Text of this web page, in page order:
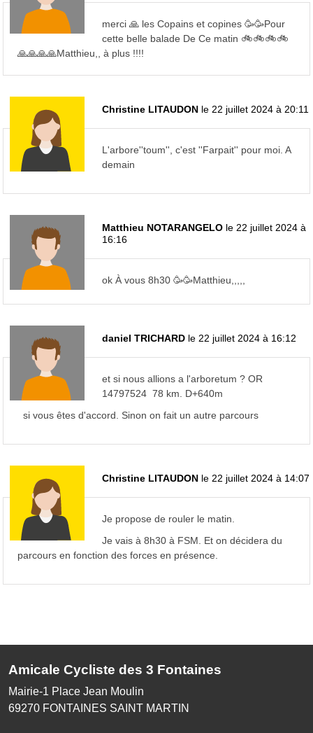
merci 🙏 les Copains et copines 🥳🥳Pour
cette belle balade De Ce matin 🚲🚲🚲🚲
🙏🙏🙏🙏Matthieu,, à plus !!!!
Christine LITAUDON le 22 juillet 2024 à 20:11
L'arbore''toum'', c'est ''Farpait'' pour moi. A
demain
Matthieu NOTARANGELO le 22 juillet 2024 à
16:16
ok À vous 8h30 🥳🥳Matthieu,,,,,
daniel TRICHARD le 22 juillet 2024 à 16:12
et si nous allions a l'arboretum ? OR
14797524 78 km. D+640m
si vous êtes d'accord. Sinon on fait un autre parcours
Christine LITAUDON le 22 juillet 2024 à 14:07
Je propose de rouler le matin.
Je vais à 8h30 à FSM. Et on décidera du
parcours en fonction des forces en présence.
Amicale Cycliste des 3 Fontaines
Mairie-1 Place Jean Moulin
69270 FONTAINES SAINT MARTIN